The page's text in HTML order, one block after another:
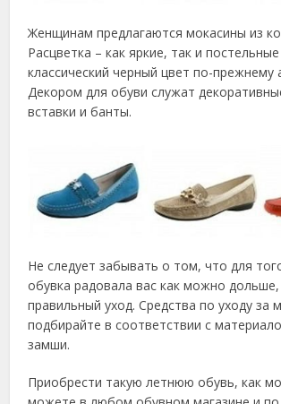
Женщинам предлагаются мокасины из
Расцветка – как яркие, так и
классический черный цвет по-прежнему
Декором для обуви служат
вставки и банты.
Не следует забывать о том, что для
обувка радовала вас как можно
правильный уход. Средства по уходу за
подбирайте в соответствии с
замши.
Приобрести такую летнюю обувь, как